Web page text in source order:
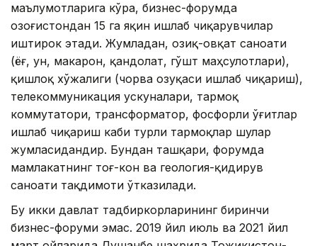
маълумотларига кўра, бизнес-форумда
Қозоғистондан 15 га яқин ишлаб чиқарувчилар
иштирок этади. Жумладан, озиқ-овқат саноати
(ёғ, ун, макарон, қандолат, гўшт маҳсулотлари),
қишлоқ хўжалиги (чорва озуқаси ишлаб чиқариш),
телекоммуникация ускуналари, тармоқ
коммутатори, трансформатор, фосфорли ўғитлар
ишлаб чиқариш каби турли тармоқлар шулар
жумласидандир. Бундан ташқари, форумда
мамлакатнинг тоғ-кон ва геология-қидирув
саноати тақдимоти ўтказилади.
Бу икки давлат тадбиркорларининг биринчи
бизнес-форуми эмас. 2019 йил июль ва 2021 йил